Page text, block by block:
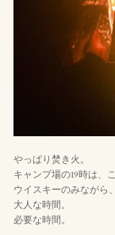
やっぱり焚き火。
キャンプ場の19時は、
ウイスキーのみながら
大人な時間。
必要な時間。